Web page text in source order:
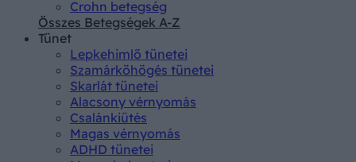
Crohn betegség
Összes Betegségek A-Z
Tünet
Lepkehimlő tünetei
Szamárköhögés tünetei
Skarlát tünetei
Alacsony vérnyomás
Csalánkiütés
Magas vérnyomás
ADHD tünetei